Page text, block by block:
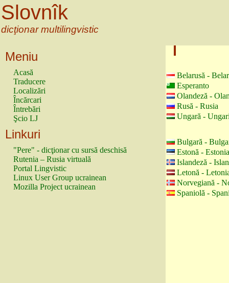
Slovnîk
dicţionar multilingvistic
Meniu
Acasă
Traducere
Localizări
Încărcari
Întrebări
Şcio LJ
Linkuri
"Pere" - dicţionar cu sursă deschisă
Rutenia – Rusia virtuală
Portal Lingvistic
Linux User Group ucrainean
Mozilla Project ucrainean
Belarusă -
Esperanto
Olandeză -
Rusă - Rusia
Ungară -
Bulgară -
Estonă - Estonia
Islandeză -
Letonă -
Norvegiană -
Spaniolă -